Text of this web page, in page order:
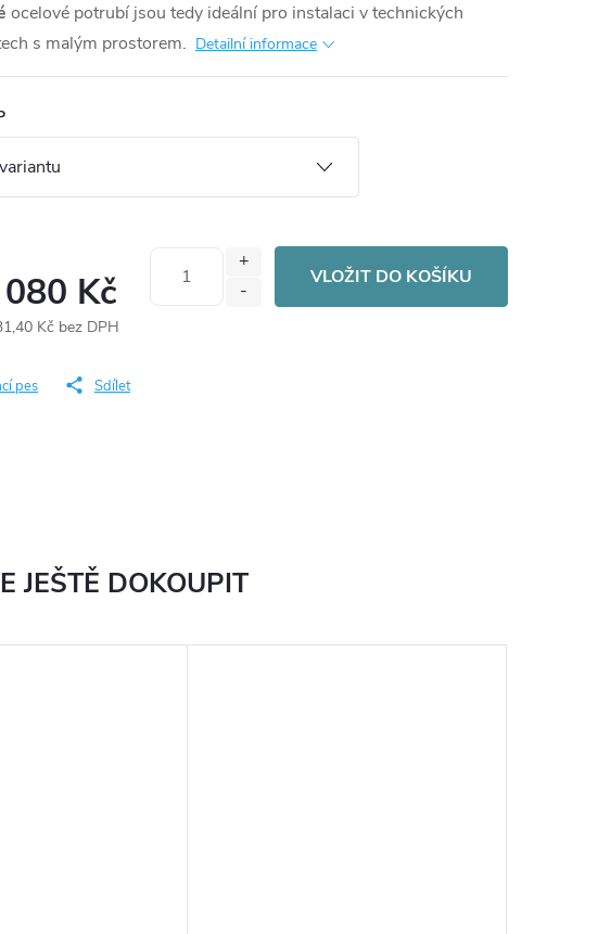
ocelové potrubí jsou tedy ideální pro instalaci v technických
s malým prostorem. Detailní informace
Kč
Kč bez DPH
VLOŽIT DO KOŠÍKU
pes Sdílet
JEŠTĚ DOKOUPIT